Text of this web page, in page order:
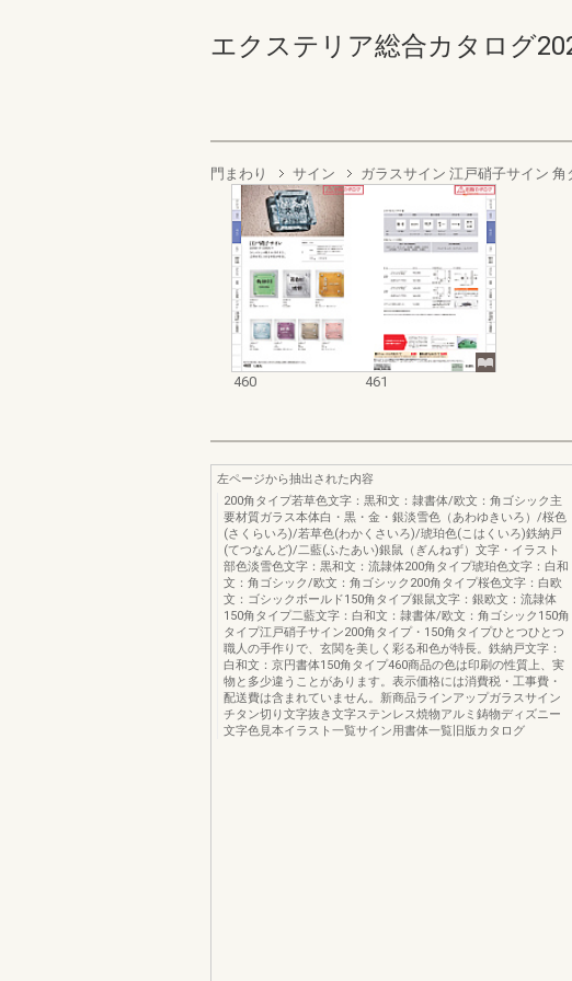
エクステリア総合カタログ
門まわり サイン ガラスサイン 江戸硝子サイン 角
460 461
左ページから抽出された内容
200角タイプ若草色文字：黒和文：隷書体/欧文：角ゴシック主
要材質ガラス本体白・黒・金・銀淡雪色（あわゆきいろ）/桜色
(さくらいろ)/若草色(わかくさいろ)/琥珀色(こはくいろ)鉄納戸
(てつなんど)/二藍(ふたあい)銀鼠（ぎんねず）文字・イラスト
部色淡雪色文字：黒和文：流隷体200角タイプ琥珀色文字：白和
文：角ゴシック/欧文：角ゴシック200角タイプ桜色文字：白欧
文：ゴシックボールド150角タイプ銀鼠文字：銀欧文：流隷体
150角タイプ二藍文字：白和文：隷書体/欧文：角ゴシック150角
タイプ江戸硝子サイン200角タイプ・150角タイプひとつひとつ
職人の手作りで、玄関を美しく彩る和色が特長。鉄納戸文字：
白和文：京円書体150角タイプ460商品の色は印刷の性質上、実
物と多少違うことがあります。表示価格には消費税・工事費・
配送費は含まれていません。新商品ラインアップガラスサイン
チタン切り文字抜き文字ステンレス焼物アルミ鋳物ディズニー
文字色見本イラスト一覧サイン用書体一覧旧版カタログ